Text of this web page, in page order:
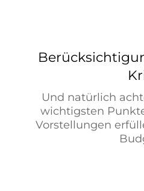
Und natürlich
wichtigsten
Vorstellungen